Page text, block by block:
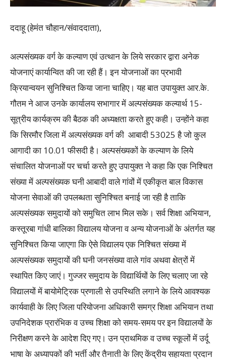
ददाहू (हेमंत चौहान/संवाददाता),
अल्पसंख्यक वर्ग के कल्याण एवं उत्थान के लिये सरकार द्वारा अनेक
योजनाएं कार्यान्वित की जा रही हैं। इन योजनाओं का प्रभावी
क्रियान्वयन सुनिश्चित किया जाना चाहिए। यह बात उपायुक्त आर.के.
गौतम ने आज उनके कार्यालय सभागार में अल्पसंख्यक कल्यार्थ 15-
सूत्रीय कार्यक्रम की बैठक की अध्यक्षता करते हुए कही। उन्होंने कहा
कि सिरमौर जिला में अल्पसंख्यक वर्ग की आबादी 53025 है जो कुल
आगादी का 10.01 फीसदी है। अल्पसंख्यकों के कल्याण के लिये
संचालित योजनाओं पर चर्चा करते हुए उपायुक्त ने कहा कि एक निश्चित
संख्या में अल्पसंख्यक घनी आबादी वाले गांवों में एकीकृत बाल विकास
योजना सेवाओं की उपलब्धता सुनिश्चित बनाई जा रही है ताकि
अल्पसंख्यक समुदायों को समुचित लाभ मिल सके। सर्व शिक्षा अभियान,
कस्तूरबा गांधी बालिका विद्यालय योजना व अन्य योजनाओं के अंतर्गत यह
सुनिश्चित किया जाएगा कि ऐसे विद्यालय एक निश्चित संख्या में
अल्पसंख्यक समुदायों की घनी जनसंख्या वाले गांव अथवा क्षेत्रों में
स्थापित किए जाएं। गुज्जर समुदाय के विद्यार्थियों के लिए चलाए जा रहे
विद्यालयों में बायोमेट्रिक प्रणाली से उपस्थिति लगाने के लिये आवश्यक
कार्यवाही के लिए जिला परियोजना अधिकारी समग्र शिक्षा अभियान तथा
उपनिदेशक प्रारंभिक व उच्च शिक्षा को समय-समय पर इन विद्यालयों के
निरीक्षण करने के आदेश दिए गए। उन प्राथमिक व उच्च स्कूलों में उर्दू
भाषा के अध्यापकों की भर्ती और तैनाती के लिए केंद्रीय सहायता प्रदान